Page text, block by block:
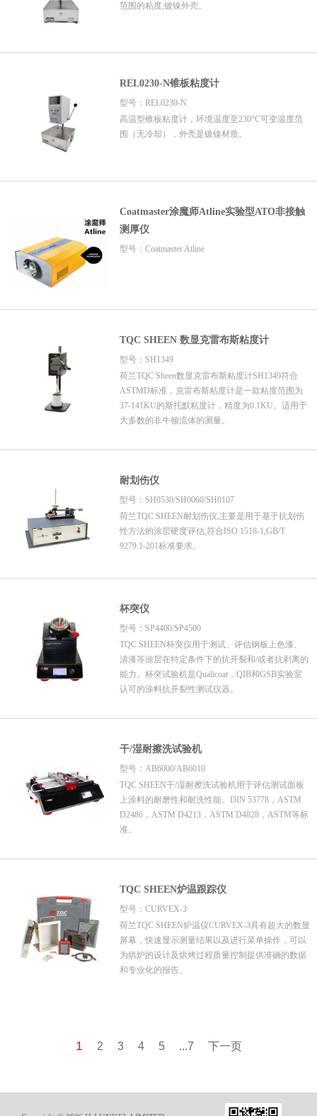
范围的粘度,镀镍外壳。
REL0230-N锥板粘度计
型号：REL0230-N
高温型锥板粘度计，环境温度至230°C可变温度范
围（无冷却），外壳是镀镍材质。
Coatmaster涂魔师Atline实验型ATO非接触
测厚仪
型号：Coatmaster Atline
TQC SHEEN 数显克雷布斯粘度计
型号：SH1349
荷兰TQC Sheen数显克雷布斯粘度计SH1349符合
ASTMD标准，克雷布斯粘度计是一款粘度范围为
37-141KU的斯托默粘度计，精度为0.1KU。适用于
大多数的非牛顿流体的测量。
耐划伤仪
型号：SH0530/SH0060/SH0107
荷兰TQC SHEEN耐划伤仪,主要是用于基于抗划伤
性方法的涂层硬度评估,符合ISO 1518-1,GB/T
9279.1-201标准要求。
杯突仪
型号：SP4400/SP4500
TQC SHEEN杯突仪用于测试、评估钢板上色漆、
清漆等涂层在特定条件下的抗开裂和/或者抗剥离的
能力。杯突试验机是Qualicoat，QIB和GSB实验室
认可的涂料抗开裂性测试仪器。
干/湿耐擦洗试验机
型号：AB6000/AB6010
TQC SHEEN干/湿耐擦洗试验机用于评估测试面板
上涂料的耐磨性和耐洗性能。DIN 53778，ASTM
D2486，ASTM D4213，ASTM D4828，ASTM等标
准。
TQC SHEEN炉温跟踪仪
型号：CURVEX-3
荷兰TQC SHEEN炉温仪CURVEX-3具有超大的数显
屏幕，快速显示测量结果以及进行菜单操作，可以
为烘炉的设计及烘烤过程质量控制提供准确的数据
和专业化的报告。
1 2 3 4 5 ...7 下一页